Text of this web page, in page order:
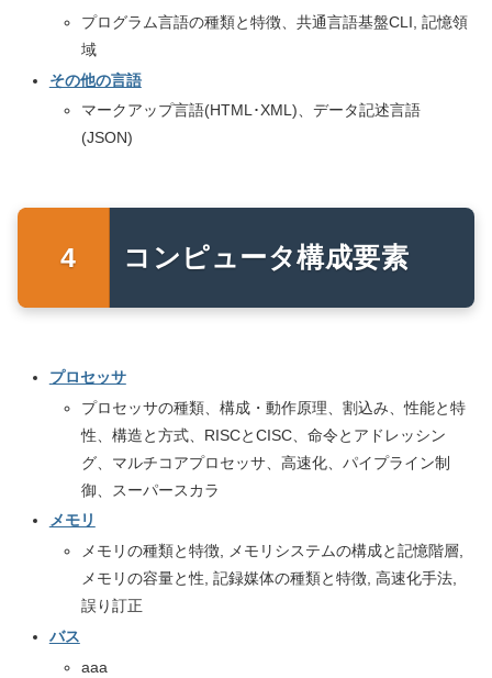
プログラム言語の種類と特徴、共通言語基盤CLI, 記憶領
域
その他の言語
マークアップ言語(HTML･XML)、データ記述言語
(JSON)
コンピュータ構成要素
プロセッサ
プロセッサの種類、構成・動作原理、割込み、性能と特
性、構造と方式、RISCとCISC、命令とアドレッシン
グ、マルチコアプロセッサ、高速化、パイプライン制
御、スーパースカラ
メモリ
メモリの種類と特徴, メモリシステムの構成と記憶階層,
メモリの容量と性, 記録媒体の種類と特徴, 高速化手法,
誤り訂正
バス
aaa